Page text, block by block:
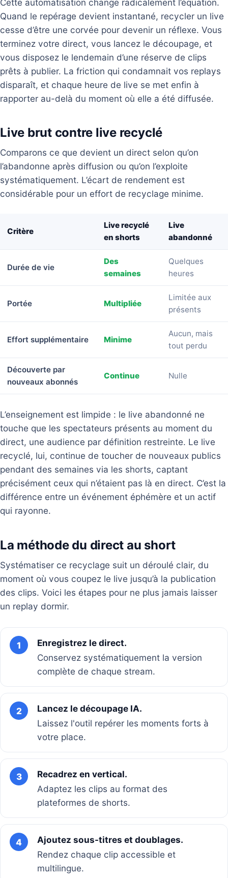
Quand le repérage devient instantané, recycler un live
cesse d’être une corvée pour devenir un réflexe. Vous
terminez votre direct, vous lancez le découpage, et
vous disposez le lendemain d’une réserve de clips
prêts à publier. La friction qui condamnait vos replays
disparaît, et chaque heure de live se met enfin à
rapporter au-delà du moment où elle a été diffusée.
Live brut contre live recyclé
Comparons ce que devient un direct selon qu’on
l’abandonne après diffusion ou qu’on l’exploite
systématiquement. L’écart de rendement est
considérable pour un effort de recyclage minime.
Critère
Live recyclé
en shorts
Live
abandonné
Durée de vie
Des
semaines
Quelques
heures
Portée Multipliée
Limitée aux
présents
Effort supplémentaire Minime
Aucun, mais
tout perdu
Découverte par
nouveaux abonnés
Continue Nulle
L’enseignement est limpide : le live abandonné ne
touche que les spectateurs présents au moment du
direct, une audience par définition restreinte. Le live
recyclé, lui, continue de toucher de nouveaux publics
pendant des semaines via les shorts, captant
précisément ceux qui n’étaient pas là en direct. C’est la
différence entre un événement éphémère et un actif
qui rayonne.
La méthode du direct au short
Systématiser ce recyclage suit un déroulé clair, du
moment où vous coupez le live jusqu’à la publication
des clips. Voici les étapes pour ne plus jamais laisser
un replay dormir.
1
Enregistrez le direct.
Conservez systématiquement la version
complète de chaque stream.
2
Lancez le découpage IA.
Laissez l'outil repérer les moments forts à
votre place.
3
Recadrez en vertical.
Adaptez les clips au format des
plateformes de shorts.
4
Ajoutez sous-titres et doublages.
Rendez chaque clip accessible et
multilingue.